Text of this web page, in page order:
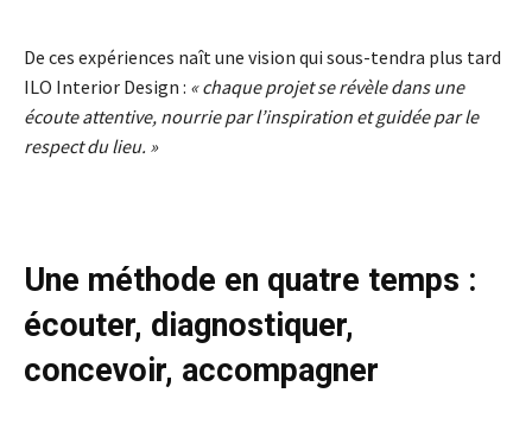
De ces expériences naît une vision qui sous-tendra plus tard
ILO Interior Design : « chaque projet se révèle dans une
écoute attentive, nourrie par l’inspiration et guidée par le
respect du lieu. »
Une méthode en quatre temps :
écouter, diagnostiquer,
concevoir, accompagner